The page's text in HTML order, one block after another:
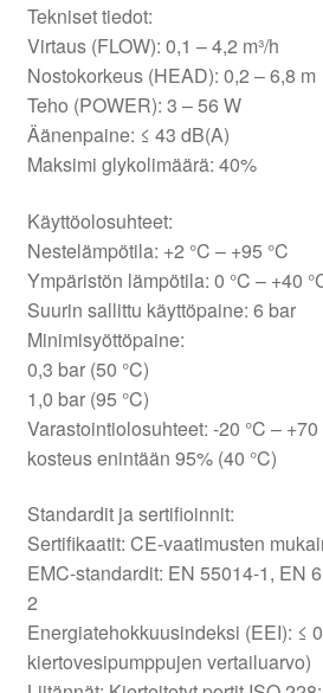
Tekniset tiedot:
Virtaus (FLOW): 0,1 – 4,2 m³/h
Nostokorkeus (HEAD): 0,2 – 6,8 m
Teho (POWER): 3 – 56 W
Äänenpaine: ≤ 43 dB(A)
Maksimi glykolimäärä: 40%
Käyttöolosuhteet:
Nestelämpötila: +2 °C – +95 °C
Ympäristön lämpötila: 0 °C – +40
Suurin sallittu käyttöpaine: 6 bar
Minimisyöttöpaine:
0,3 bar (50 °C)
1,0 bar (95 °C)
Varastointiolosuhteet: -20 °C –
kosteus enintään 95% (40 °C)
Standardit ja sertifioinnit:
Sertifikaatit: CE-vaatimusten
EMC-standardit: EN 55014-1, EN
2
Energiatehokkuusindeksi (EEI): ≤
kiertovesipumppujen vertailuarvo)